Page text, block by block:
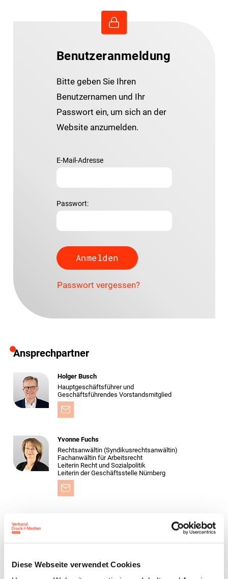
Diese Webseite verwendet Cookies
Benutzeranmeldung
Bitte geben Sie Ihren
Benutzernamen und Ihr
Passwort ein, um sich an der
Website anzumelden.
E-Mail-Adresse
Passwort:
Passwort vergessen?
Ansprechpartner
Holger Busch
Hauptgeschäftsführer und
Geschäftsführendes Vorstandsmitglied
Yvonne Fuchs
Rechtsanwältin (Syndikusrechtsanwältin)
Fachanwältin für Arbeitsrecht
Leiterin Recht und Sozialpolitik
Leiterin der Geschäftsstelle Nürnberg